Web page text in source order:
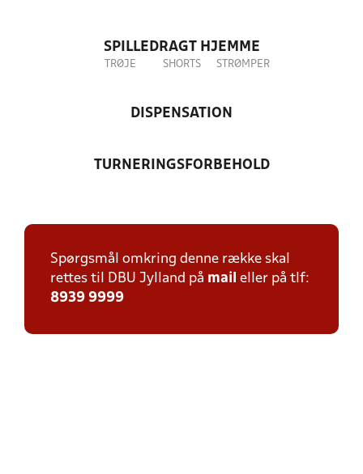
SPILLEDRAGT HJEMME
TRØJE SHORTS STRØMPER
DISPENSATION
TURNERINGSFORBEHOLD
Spørgsmål omkring denne række skal
rettes til DBU Jylland på mail eller på tlf:
8939 9999